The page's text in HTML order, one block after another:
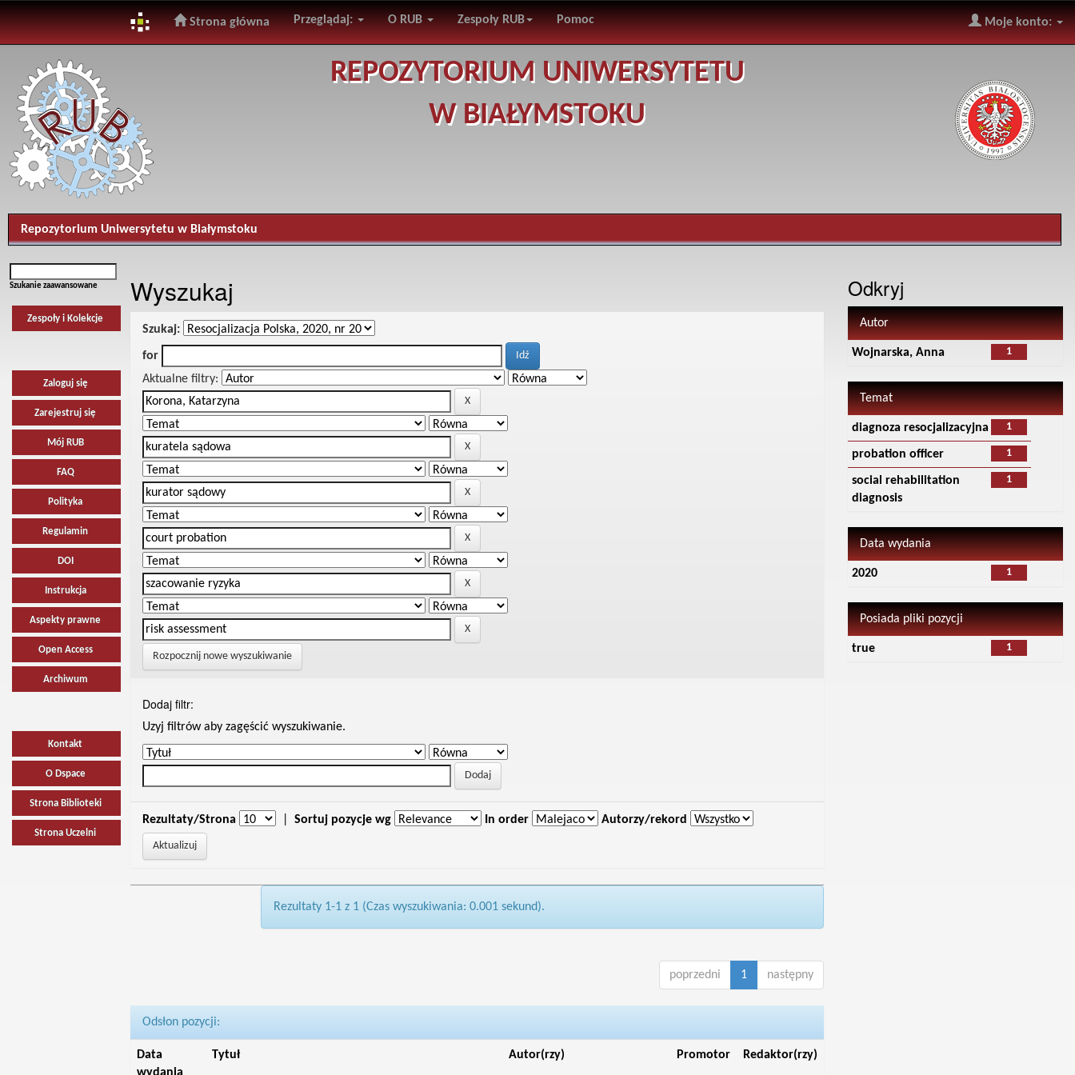
navigation
Strona główna Przeglądaj: O RUB Zespoły RUB Pomoc Moje konto:
REPOZYTORIUM UNIWERSYTETU
W BIAŁYMSTOKU
Repozytorium Uniwersytetu w Białymstoku
Szukanie zaawansowane
Zespoły i Kolekcje
Zaloguj się
Zarejestruj się
Mój RUB
FAQ
Polityka
Regulamin
DOI
Instrukcja
Aspekty prawne
Open Access
Archiwum
Kontakt
O Dspace
Strona Biblioteki
Strona Uczelni
Wyszukaj
Szukaj:
for
Aktualne filtry:
Rozpocznij nowe wyszukiwanie
Dodaj filtr:
Uzyj filtrów aby zagęścić wyszukiwanie.
Rezultaty/Strona Sortuj pozycje wg In order Autorzy/rekord
Rezultaty 1-1 z 1 (Czas wyszukiwania: 0.001 sekund).
poprzedni 1 następny
Odsłon pozycji:
Data
Tytuł Autor(rzy) Promotor Redaktor(rzy)
Odkryj
Autor
1
Wojnarska, Anna
Temat
1
diagnoza resocjalizacyjna
1
probation officer
1
social rehabilitation
diagnosis
Data wydania
1
2020
Posiada pliki pozycji
1
true